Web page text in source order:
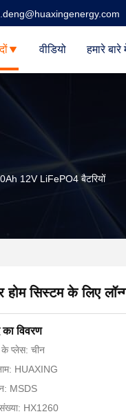
वीडियो हमारे बारे
12V LiFePO4 बैटरियों
होम सिस्टम के लिए
का विवरण
के प्लेस: चीन
HUAXING
MSDS
HX1260